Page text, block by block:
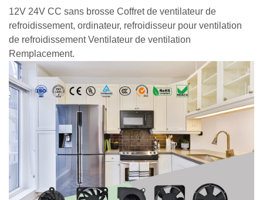
12V 24V CC sans brosse Coffret de ventilateur de
refroidissement, ordinateur, refroidisseur pour ventilation
de refroidissement Ventilateur de ventilation
Remplacement.